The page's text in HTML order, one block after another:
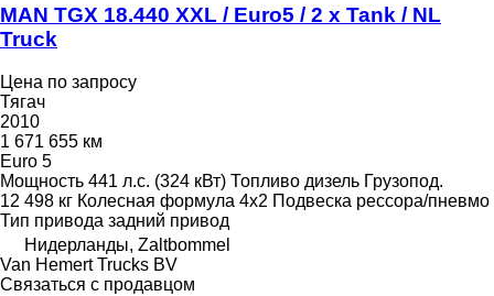
MAN TGX 18.440 XXL / Euro5 / 2 x Tank / NL
Truck
Цена по запросу
Тягач
2010
1 671 655 км
Euro 5
Мощность 441 л.с. (324 кВт) Топливо дизель Грузопод.
12 498 кг Колесная формула 4x2 Подвеска рессора/пневмо
Тип привода задний привод
Нидерланды, Zaltbommel
Van Hemert Trucks BV
Связаться с продавцом